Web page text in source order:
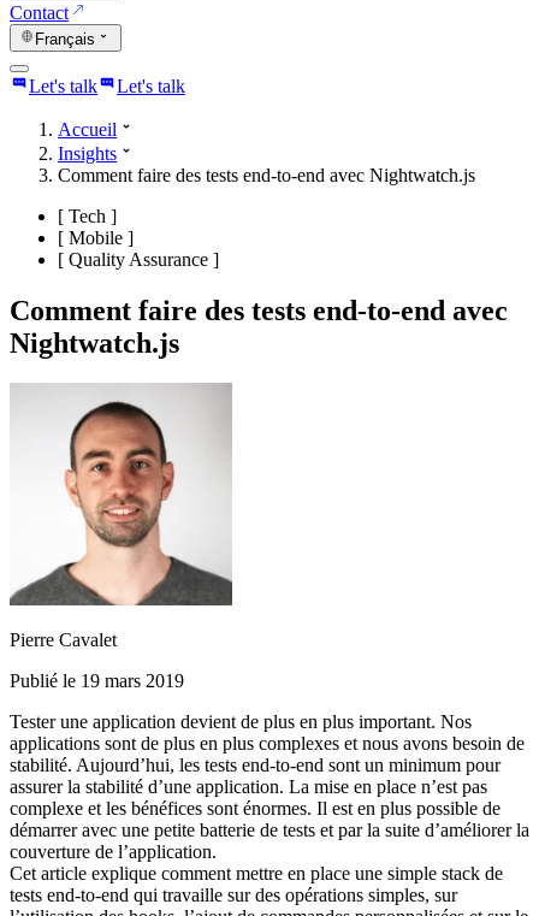
Contact
Français
Let's talk Let's talk
Accueil
Insights
Comment faire des tests end-to-end avec Nightwatch.js
[ Tech ]
[ Mobile ]
[ Quality Assurance ]
Comment faire des tests end-to-end avec
Nightwatch.js
Pierre Cavalet
Publié le 19 mars 2019
Tester une application devient de plus en plus important. Nos
applications sont de plus en plus complexes et nous avons besoin de
stabilité. Aujourd’hui, les tests end-to-end sont un minimum pour
assurer la stabilité d’une application. La mise en place n’est pas
complexe et les bénéfices sont énormes. Il est en plus possible de
démarrer avec une petite batterie de tests et par la suite d’améliorer la
couverture de l’application.
Cet article explique comment mettre en place une simple stack de
tests end-to-end qui travaille sur des opérations simples, sur